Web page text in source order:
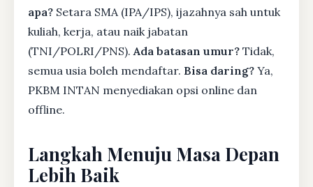
apa? Setara SMA (IPA/IPS), ijazahnya sah untuk
kuliah, kerja, atau naik jabatan
(TNI/POLRI/PNS).Ada batasan umur? Tidak,
semua usia boleh mendaftar. Bisa daring? Ya,
PKBM INTAN menyediakan opsi online dan
offline.
Langkah Menuju Masa Depan
Lebih Baik